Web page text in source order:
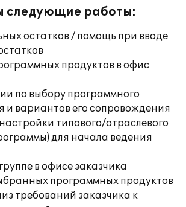
следующие работы:
остатков / помощь при вводе
продуктов в офис
по выбору программного
и вариантов его сопровождения
типового/отраслевого
для начала ведения
в офисе заказчика
программных продуктов
требований заказчика к